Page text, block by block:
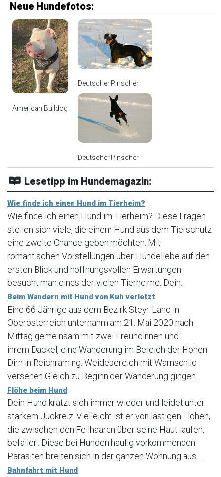
Neue Hundefotos:
American Bulldog
Deutscher Pinscher
Deutscher Pinscher
Lesetipp im Hundemagazin:
Wie finde ich einen Hund im Tierheim?
Wie finde ich einen Hund im Tierheim? Diese Fragen
stellen sich viele, die einem Hund aus dem Tierschutz
eine zweite Chance geben möchten. Mit
romantischen Vorstellungen über Hundeliebe auf den
ersten Blick und hoffnungsvollen Erwartungen
besucht man eines der vielen Tierheime. Dein...
Beim Wandern mit Hund von Kuh verletzt
Eine 66-Jährige aus dem Bezirk Steyr-Land in
Oberösterreich unternahm am 21. Mai 2020 nach
Mittag gemeinsam mit zwei Freundinnen und
ihrem Dackel, eine Wanderung im Bereich der Hohen
Dirn in Reichraming. Weidebereich mit Warnschild
versehen Gleich zu Beginn der Wanderung gingen...
Flöhe beim Hund
Dein Hund kratzt sich immer wieder und leidet unter
starkem Juckreiz. Vielleicht ist er von lästigen Flöhen,
die zwischen den Fellhaaren über seine Haut laufen,
befallen. Diese bei Hunden häufig vorkommenden
Parasiten breiten sich in der ganzen Wohnung aus....
Bahnfahrt mit Hund